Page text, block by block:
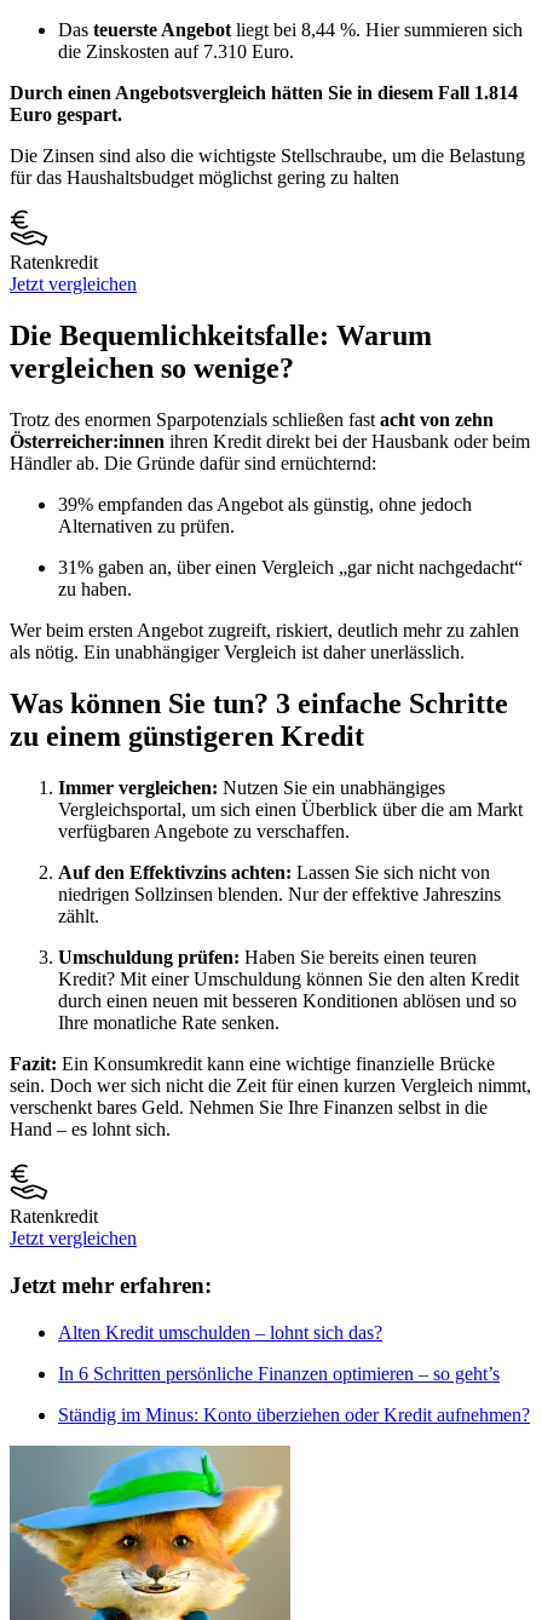
Das teuerste Angebot liegt bei 8,44 %. Hier summieren sich
die Zinskosten auf 7.310 Euro.
Durch einen Angebotsvergleich hätten Sie in diesem Fall 1.814
Euro gespart.
Die Zinsen sind also die wichtigste Stellschraube, um die Belastung
für das Haushaltsbudget möglichst gering zu halten
Ratenkredit
Jetzt vergleichen
Die Bequemlichkeitsfalle: Warum
vergleichen so wenige?
Trotz des enormen Sparpotenzials schließen fast acht von zehn
Österreicher:innen ihren Kredit direkt bei der Hausbank oder beim
Händler ab. Die Gründe dafür sind ernüchternd:
39% empfanden das Angebot als günstig, ohne jedoch
Alternativen zu prüfen.
31% gaben an, über einen Vergleich „gar nicht nachgedacht“
zu haben.
Wer beim ersten Angebot zugreift, riskiert, deutlich mehr zu zahlen
als nötig. Ein unabhängiger Vergleich ist daher unerlässlich.
Was können Sie tun? 3 einfache Schritte
zu einem günstigeren Kredit
Immer vergleichen: Nutzen Sie ein unabhängiges
Vergleichsportal, um sich einen Überblick über die am Markt
verfügbaren Angebote zu verschaffen.
Auf den Effektivzins achten: Lassen Sie sich nicht von
niedrigen Sollzinsen blenden. Nur der effektive Jahreszins
zählt.
Umschuldung prüfen: Haben Sie bereits einen teuren
Kredit? Mit einer Umschuldung können Sie den alten Kredit
durch einen neuen mit besseren Konditionen ablösen und so
Ihre monatliche Rate senken.
Fazit: Ein Konsumkredit kann eine wichtige finanzielle Brücke
sein. Doch wer sich nicht die Zeit für einen kurzen Vergleich nimmt,
verschenkt bares Geld. Nehmen Sie Ihre Finanzen selbst in die
Hand – es lohnt sich.
Ratenkredit
Jetzt vergleichen
Jetzt mehr erfahren:
Alten Kredit umschulden – lohnt sich das?
In 6 Schritten persönliche Finanzen optimieren – so geht’s
Ständig im Minus: Konto überziehen oder Kredit aufnehmen?